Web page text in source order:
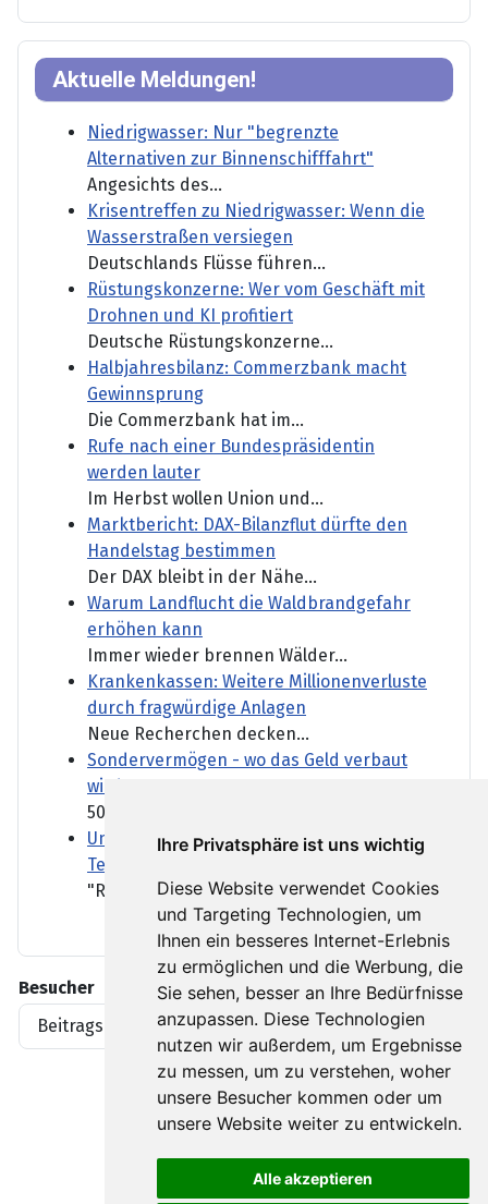
Ihre Privatsphäre ist uns wichtig
Diese Website verwendet Cookies
und Targeting Technologien, um
Ihnen ein besseres Internet-Erlebnis
zu ermöglichen und die Werbung, die
Sie sehen, besser an Ihre Bedürfnisse
anzupassen. Diese Technologien
nutzen wir außerdem, um Ergebnisse
zu messen, um zu verstehen, woher
unsere Besucher kommen oder um
unsere Website weiter zu entwickeln.
Alle akzeptieren
Aktuelle Meldungen!
Niedrigwasser: Nur "begrenzte
Alternativen zur Binnenschifffahrt"
Angesichts des...
Krisentreffen zu Niedrigwasser: Wenn die
Wasserstraßen versiegen
Deutschlands Flüsse führen...
Rüstungskonzerne: Wer vom Geschäft mit
Drohnen und KI profitiert
Deutsche Rüstungskonzerne...
Halbjahresbilanz: Commerzbank macht
Gewinnsprung
Die Commerzbank hat im...
Rufe nach einer Bundespräsidentin
werden lauter
Im Herbst wollen Union und...
Marktbericht: DAX-Bilanzflut dürfte den
Handelstag bestimmen
Der DAX bleibt in der Nähe...
Warum Landflucht die Waldbrandgefahr
erhöhen kann
Immer wieder brennen Wälder...
Krankenkassen: Weitere Millionenverluste
durch fragwürdige Anlagen
Neue Recherchen decken...
Sondervermögen - wo das Geld verbaut
wird
500 Milliarden Euro...
Unionsfraktionschef Frei fordert von Bas
Tempo bei Rentenreform
"Rente mit 63" - abschaffen...
Besucher
Beitragsaufrufe
1919396